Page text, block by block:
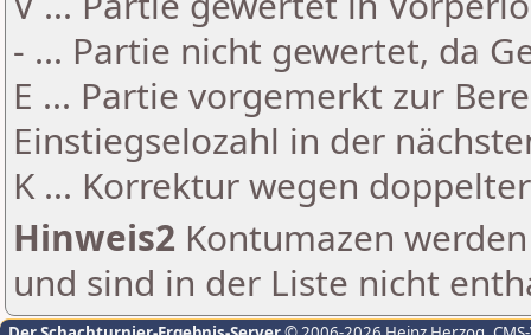
- ... Partie nicht gewertet, da
E ... Partie vorgemerkt zur
Einstiegselozahl in der
K ... Korrektur wegen
Hinweis2 Kontumazen
und sind in der Liste nicht